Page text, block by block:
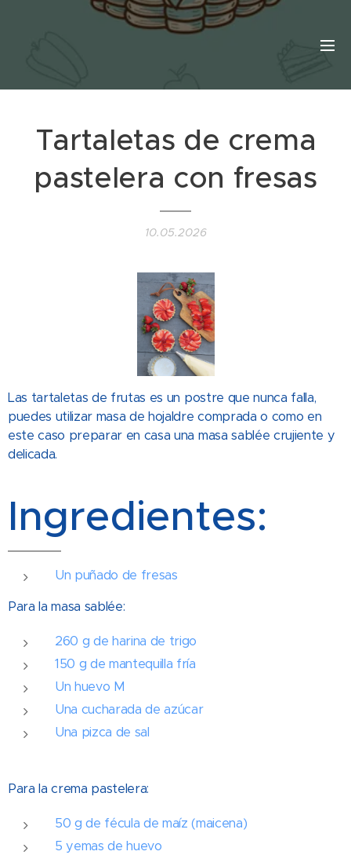
Tartaletas de crema
pastelera con fresas
10.05.2026
Las tartaletas de frutas es un postre que nunca falla,
puedes utilizar masa de hojaldre comprada o como en
este caso preparar en casa una masa sablée crujiente y
delicada.
Ingredientes:
Un puñado de fresas
Para la masa sablée:
260 g de harina de trigo
150 g de mantequilla fría
Un huevo M
Una cucharada de azúcar
Una pizca de sal
Para la crema pastelera:
50 g de fécula de maíz (maicena)
5 yemas de huevo